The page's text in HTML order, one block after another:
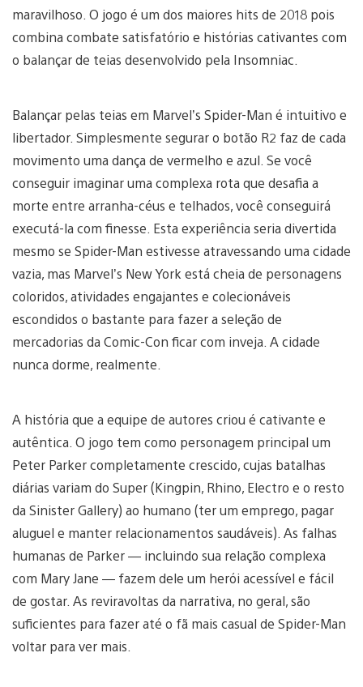
maravilhoso. O jogo é um dos maiores hits de 2018 pois
combina combate satisfatório e histórias cativantes com
o balançar de teias desenvolvido pela Insomniac.
Balançar pelas teias em Marvel’s Spider-Man é intuitivo e
libertador. Simplesmente segurar o botão R2 faz de cada
movimento uma dança de vermelho e azul. Se você
conseguir imaginar uma complexa rota que desafia a
morte entre arranha-céus e telhados, você conseguirá
executá-la com finesse. Esta experiência seria divertida
mesmo se Spider-Man estivesse atravessando uma cidade
vazia, mas Marvel’s New York está cheia de personagens
coloridos, atividades engajantes e colecionáveis
escondidos o bastante para fazer a seleção de
mercadorias da Comic-Con ficar com inveja. A cidade
nunca dorme, realmente.
A história que a equipe de autores criou é cativante e
autêntica. O jogo tem como personagem principal um
Peter Parker completamente crescido, cujas batalhas
diárias variam do Super (Kingpin, Rhino, Electro e o resto
da Sinister Gallery) ao humano (ter um emprego, pagar
aluguel e manter relacionamentos saudáveis). As falhas
humanas de Parker — incluindo sua relação complexa
com Mary Jane — fazem dele um herói acessível e fácil
de gostar. As reviravoltas da narrativa, no geral, são
suficientes para fazer até o fã mais casual de Spider-Man
voltar para ver mais.